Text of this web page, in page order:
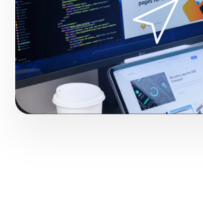
Iniciar proyecto